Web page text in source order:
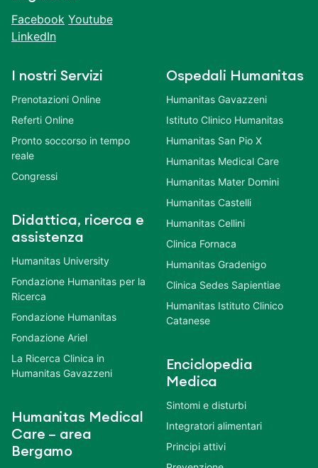
Facebook Youtube
LinkedIn
I nostri Servizi
Prenotazioni Online
Referti Online
Pronto soccorso in tempo
reale
Congressi
Didattica, ricerca e
assistenza
Humanitas University
Fondazione Humanitas per la
Ricerca
Fondazione Humanitas
Fondazione Ariel
La Ricerca Clinica in
Humanitas Gavazzeni
Humanitas Medical
Care – area
Bergamo
Ospedali Humanitas
Humanitas Gavazzeni
Istituto Clinico Humanitas
Humanitas San Pio X
Humanitas Medical Care
Humanitas Mater Domini
Humanitas Castelli
Humanitas Cellini
Clinica Fornaca
Humanitas Gradenigo
Clinica Sedes Sapientiae
Humanitas Istituto Clinico
Catanese
Enciclopedia
Medica
Sintomi e disturbi
Integratori alimentari
Principi attivi